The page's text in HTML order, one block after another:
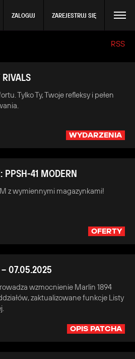
ZALOGUJ ZAREJESTRUJ SIĘ
RSS
Tylko Ty, Twoje refleksy i pełen
WYDARZENIA
PPSH-41 MODERN
z wymiennymi magazynkami!
OFERTY
07.05.2025
wzmocnienie Marlin 1894
zaktualizowane funkcje Listy
OPIS PATCHA